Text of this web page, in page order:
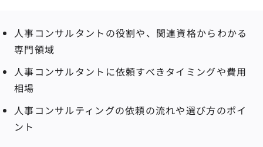
人事コンサルタントの役割や、関連資格からわかる
専門領域
人事コンサルタントに依頼すべきタイミングや費用
相場
人事コンサルティングの依頼の流れや選び方のポイ
ント